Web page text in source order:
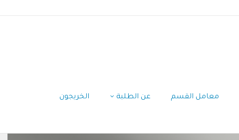
معامل القسم عن الطلبة الخريجون